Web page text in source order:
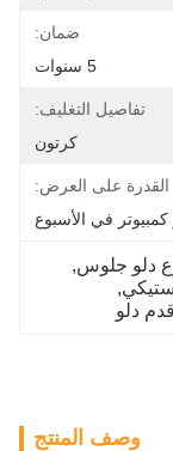
ضمان:
5 سنوات
تفاصيل التغليف:
كرتون
القدرة على العرض:
دلو جلوس ,
,
دلو
وصف المنتج